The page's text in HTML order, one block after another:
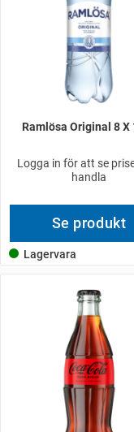
Ramlösa Original 8 X
Logga in för att se
handla
Se produkt
Lagervara